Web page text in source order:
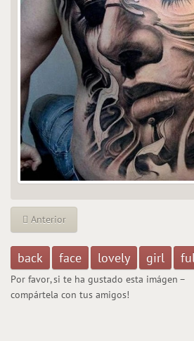
Anterior
back face lovely girl
Por favor, si te ha gustado esta imágen –
compártela con tus amigos!